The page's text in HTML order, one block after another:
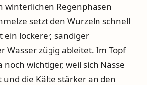
winterlichen Regenphasen
setzt den Wurzeln schnell
ein lockerer, sandiger
Wasser zügig ableitet. Im Topf
noch wichtiger, weil sich Nässe
die Kälte stärker an den